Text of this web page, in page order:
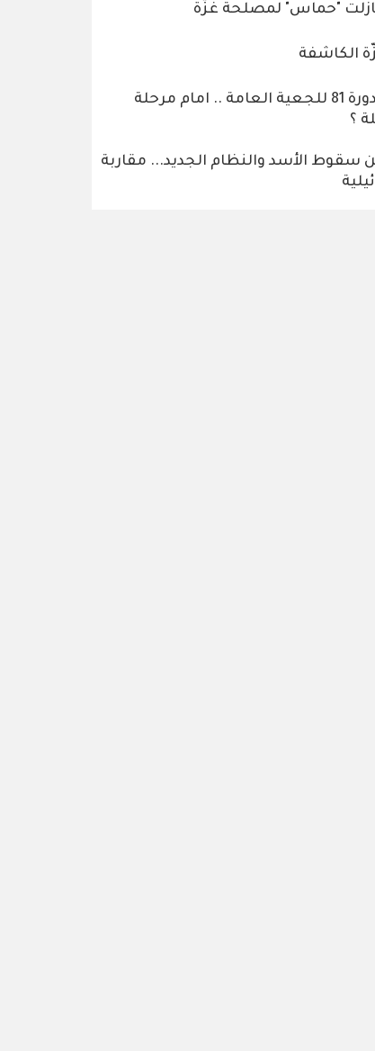
"حماس" لمصلحة غزّة
الكاشفة
الدورة 81 للجعية العامة .. امام مرحلة
؟
سقوط الأسد والنظام الجديد... مقاربة